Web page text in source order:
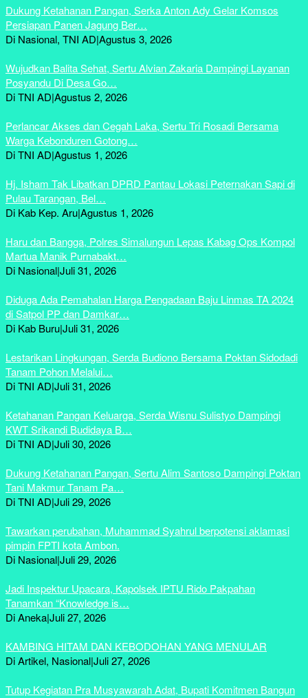
Dukung Ketahanan Pangan, Serka Anton Ady Gelar Komsos
Persiapan Panen Jagung Ber…
Di Nasional, TNI AD|Agustus 3, 2026
Wujudkan Balita Sehat, Sertu Alvian Zakaria Dampingi Layanan
Posyandu Di Desa Go…
Di TNI AD|Agustus 2, 2026
Perlancar Akses dan Cegah Laka, Sertu Tri Rosadi Bersama
Warga Kebonduren Gotong…
Di TNI AD|Agustus 1, 2026
Hj. Isham Tak Libatkan DPRD Pantau Lokasi Peternakan Sapi di
Pulau Tarangan, Bel…
Di Kab Kep. Aru|Agustus 1, 2026
Haru dan Bangga, Polres Simalungun Lepas Kabag Ops Kompol
Martua Manik Purnabakt…
Di Nasional|Juli 31, 2026
Diduga Ada Pemahalan Harga Pengadaan Baju Linmas TA 2024
di Satpol PP dan Damkar…
Di Kab Buru|Juli 31, 2026
Lestarikan Lingkungan, Serda Budiono Bersama Poktan Sidodadi
Tanam Pohon Melalui…
Di TNI AD|Juli 31, 2026
Ketahanan Pangan Keluarga, Serda Wisnu Sulistyo Dampingi
KWT Srikandi Budidaya B…
Di TNI AD|Juli 30, 2026
Dukung Ketahanan Pangan, Sertu Alim Santoso Dampingi Poktan
Tani Makmur Tanam Pa…
Di TNI AD|Juli 29, 2026
Tawarkan perubahan, Muhammad Syahrul berpotensi aklamasi
pimpin FPTI kota Ambon.
Di Nasional|Juli 29, 2026
Jadi Inspektur Upacara, Kapolsek IPTU Rido Pakpahan
Tanamkan “Knowledge is…
Di Aneka|Juli 27, 2026
KAMBING HITAM DAN KEBODOHAN YANG MENULAR
Di Artikel, Nasional|Juli 27, 2026
Tutup Kegiatan Pra Musyawarah Adat, Bupati Komitmen Bangun